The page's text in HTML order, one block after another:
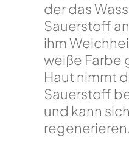
der das
Sauerstoff
ihm
weiße Farbe
Haut nimmt
Sauerstoff
und kann sich
regenerieren.